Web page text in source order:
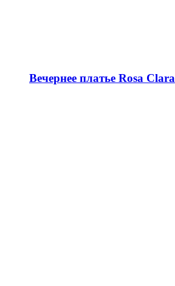
Вечернее платье Rosa Clara